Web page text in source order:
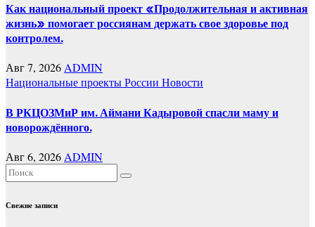
Как национальный проект «Продолжительная и активная
жизнь» помогает россиянам держать свое здоровье под
контролем.
Авг 7, 2026ADMIN
Национальные проекты России Новости
В РКЦОЗМиР им. Аймани Кадыровой спасли маму и
новорождённого.
Авг 6, 2026 ADMIN
Свежие записи